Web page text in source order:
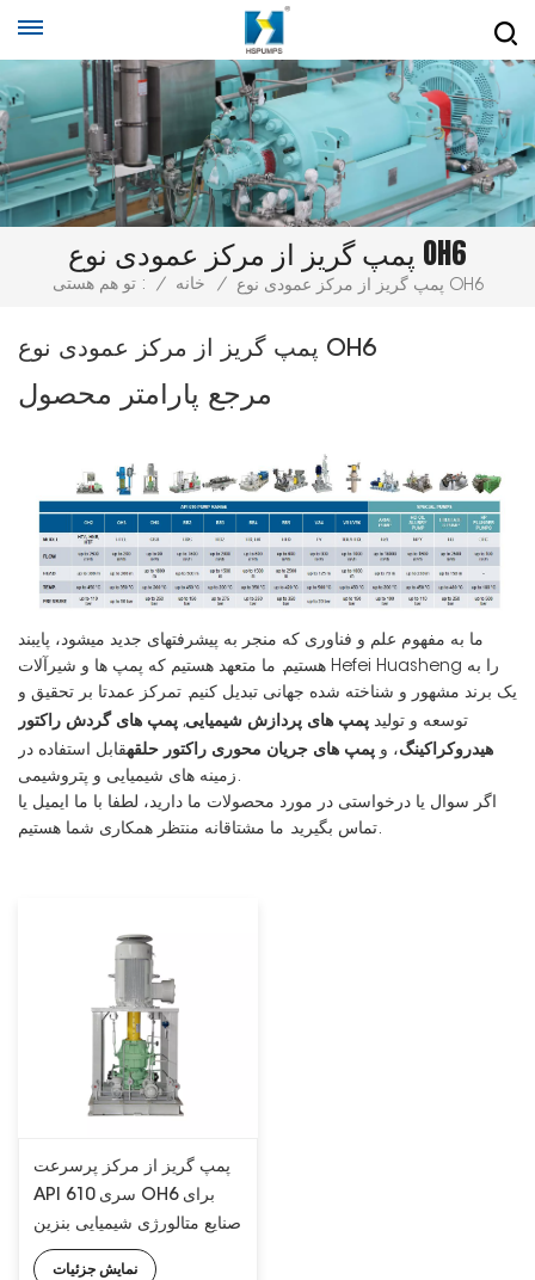
پمپ گریز از مرکز عمودی نوع OH6
تو هم هستی : / خانه / پمپ گریز از مرکز عمودی نوع OH6
پمپ گریز از مرکز عمودی نوع OH6
مرجع پارامتر محصول
ما به مفهوم علم و فناوری که منجر به پیشرفتهای جدید میشود، پایبند
هستیم. ما متعهد هستیم که پمپ ها و شیرآلات Hefei Huasheng را به
یک برند مشهور و شناخته شده جهانی تبدیل کنیم. تمرکز عمدتا بر تحقیق و
توسعه و تولید پمپ های پردازش شیمیایی, پمپ های گردش راکتور
هیدروکراکینگ، و پمپ های جریان محوری راکتور حلقهقابل استفاده در
زمینه های شیمیایی و پتروشیمی.
اگر سوال یا درخواستی در مورد محصولات ما دارید، لطفا با ما ایمیل یا
تماس بگیرید. ما مشتاقانه منتظر همکاری شما هستیم.
پمپ گریز از مرکز پرسرعت
API 610 سری OH6 برای
صنایع متالورژی شیمیایی بنزین
نمایش جزئیات